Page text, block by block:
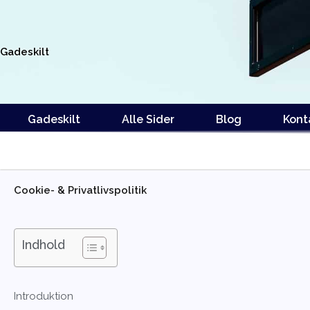
Gadeskilt
Gadeskilt Alle Sider Blog
Cookie- & Privatlivspolitik
Indhold
Introduktion